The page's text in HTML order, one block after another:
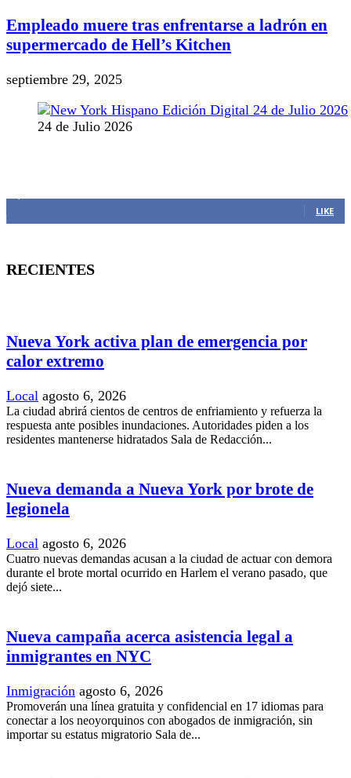
Empleado muere tras enfrentarse a ladrón en
supermercado de Hell’s Kitchen
septiembre 29, 2025
24 de Julio 2026
LIKE
RECIENTES
Nueva York activa plan de emergencia por
calor extremo
Local agosto 6, 2026
La ciudad abrirá cientos de centros de enfriamiento y refuerza la
respuesta ante posibles inundaciones. Autoridades piden a los
residentes mantenerse hidratados Sala de Redacción...
Nueva demanda a Nueva York por brote de
legionela
Local agosto 6, 2026
Cuatro nuevas demandas acusan a la ciudad de actuar con demora
durante el brote mortal ocurrido en Harlem el verano pasado, que
dejó siete...
Nueva campaña acerca asistencia legal a
inmigrantes en NYC
Inmigración agosto 6, 2026
Promoverán una línea gratuita y confidencial en 17 idiomas para
conectar a los neoyorquinos con abogados de inmigración, sin
importar su estatus migratorio Sala de...